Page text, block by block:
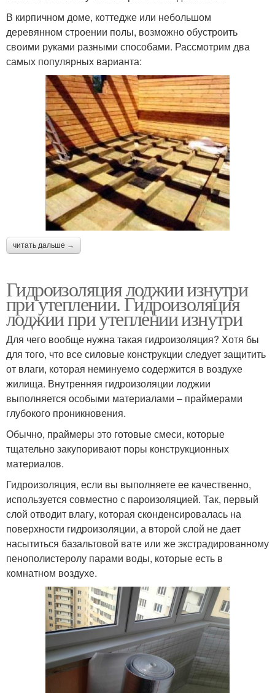
В кирпичном доме, коттедже или небольшом
деревянном строении полы, возможно обустроить
своими руками разными способами. Рассмотрим два
самых популярных варианта:
читать дальше →
Гидроизоляция лоджии изнутри
при утеплении. Гидроизоляция
лоджии при утеплении изнутри
Для чего вообще нужна такая гидроизоляция? Хотя бы
для того, что все силовые конструкции следует защитить
от влаги, которая неминуемо содержится в воздухе
жилища. Внутренняя гидроизоляции лоджии
выполняется особыми материалами – праймерами
глубокого проникновения.
Обычно, праймеры это готовые смеси, которые
тщательно закупоривают поры конструкционных
материалов.
Гидроизоляция, если вы выполняете ее качественно,
используется совместно с пароизоляцией. Так, первый
слой отводит влагу, которая сконденсировалась на
поверхности гидроизоляции, а второй слой не дает
насытиться базальтовой вате или же экстрадированному
пенополистеролу парами воды, которые есть в
комнатном воздухе.